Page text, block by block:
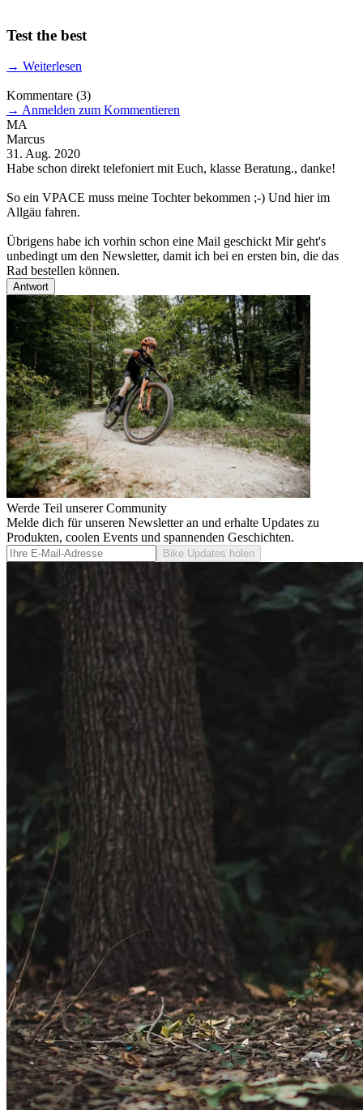
Test the best
→ Weiterlesen
Kommentare (3)
→ Anmelden zum Kommentieren
MA
Marcus
31. Aug. 2020
Habe schon direkt telefoniert mit Euch, klasse Beratung., danke!
So ein VPACE muss meine Tochter bekommen ;-) Und hier im
Allgäu fahren.
Übrigens habe ich vorhin schon eine Mail geschickt Mir geht's
unbedingt um den Newsletter, damit ich bei en ersten bin, die das
Rad bestellen können.
Antwort
Werde Teil unserer Community
Melde dich für unseren Newsletter an und erhalte Updates zu
Produkten, coolen Events und spannenden Geschichten.
Bike Updates holen